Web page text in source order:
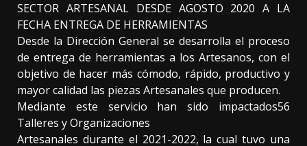
SECTOR ARTESANAL DESDE AGOSTO 2020 A LA
FECHA ENTREGA DE HERRAMIENTAS
Desde la Dirección General se desarrolla el proceso
de entrega de herramientas a los Artesanos, con el
objetivo de hacer más cómodo, rápido, productivo y
mayor calidad las piezas Artesanales que producen.
Mediante este servicio han sido impactados56
Talleres y Organizaciones
Artesanales durante el 2021-2022, la cual tuvo una